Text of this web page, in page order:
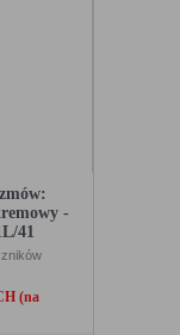
-
41
(na